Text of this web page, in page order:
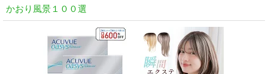
かおり風景１００選